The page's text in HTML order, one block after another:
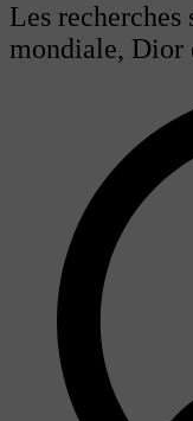
Les recherches
mondiale, Dior